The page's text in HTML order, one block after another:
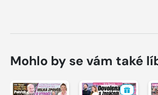
Mohlo by se vám také